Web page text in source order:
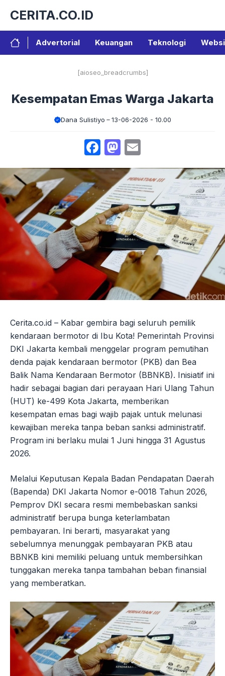
isi
CERITA.CO.ID
Advertorial Keuangan Teknologi
[aioseo_breadcrumbs]
Kesempatan Emas Warga Jakarta
Dana Sulistiyo 13-06-2026 - 10.00
Facebook
Mastodon
Cerita.co.id – Kabar gembira bagi seluruh pemilik
kendaraan bermotor di Ibu Kota! Pemerintah Provinsi
DKI Jakarta kembali menggelar program pemutihan
denda pajak kendaraan bermotor (PKB) dan Bea
Balik Nama Kendaraan Bermotor (BBNKB). Inisiatif ini
hadir sebagai bagian dari perayaan Hari Ulang Tahun
(HUT) ke-499 Kota Jakarta, memberikan
kesempatan emas bagi wajib pajak untuk melunasi
kewajiban mereka tanpa beban sanksi administratif.
Program ini berlaku mulai 1 Juni hingga 31 Agustus
2026.
Melalui Keputusan Kepala Badan Pendapatan Daerah
(Bapenda) DKI Jakarta Nomor e-0018 Tahun 2026,
Pemprov DKI secara resmi membebaskan sanksi
administratif berupa bunga keterlambatan
pembayaran. Ini berarti, masyarakat yang
sebelumnya menunggak pembayaran PKB atau
BBNKB kini memiliki peluang untuk membersihkan
tunggakan mereka tanpa tambahan beban finansial
yang memberatkan.